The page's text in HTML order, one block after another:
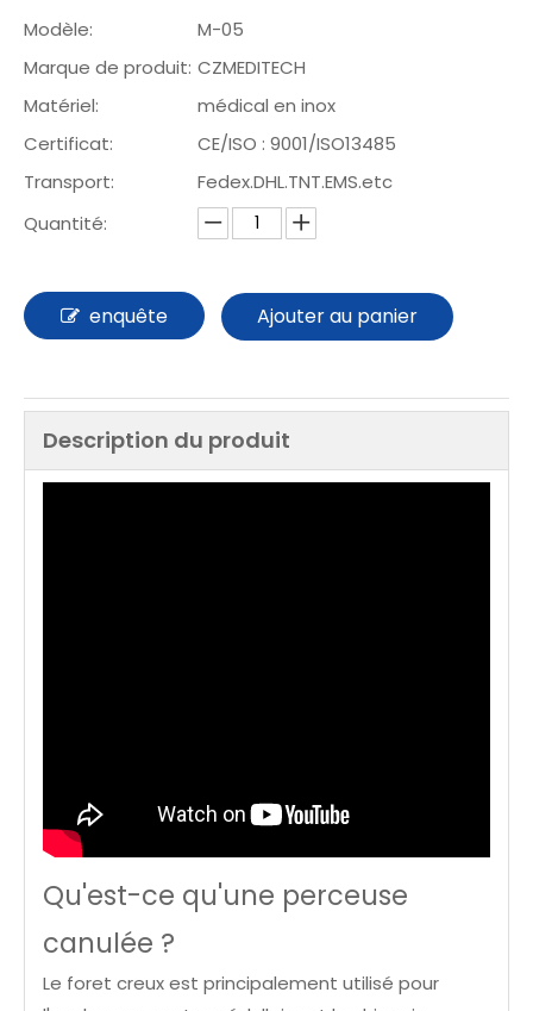
Modèle:
M-05
Marque de produit: CZMEDITECH
Matériel:
médical en inox
Certificat:
CE/ISO : 9001/ISO13485
Transport:
Fedex.DHL.TNT.EMS.etc
Quantité:
enquête Ajouter au panier
Description du produit
Qu'est-ce qu'une perceuse
canulée ?
Le foret creux est principalement utilisé pour